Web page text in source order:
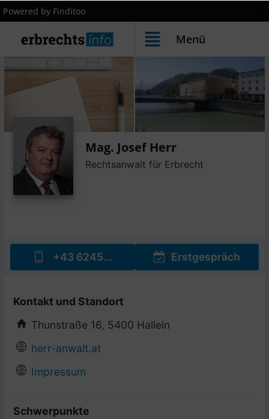
Powered by Finditoo
Menü
Mag. Josef Herr
Rechtsanwalt für Erbrecht
+43 6245... Erstgespräch
Kontakt und Standort
Thunstraße 16, 5400 Hallein
herr-anwalt.at
Impressum
Schwerpunkte